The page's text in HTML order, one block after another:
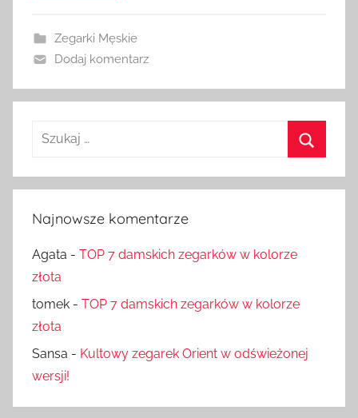
Zegarki Męskie
Dodaj komentarz
Szukaj:
Najnowsze komentarze
Agata - TOP 7 damskich zegarków w kolorze
złota
tomek - TOP 7 damskich zegarków w kolorze
złota
Sansa - Kultowy zegarek Orient w odświeżonej
wersji!